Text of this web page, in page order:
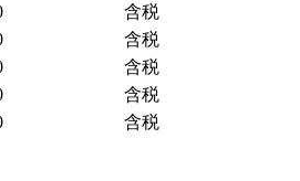
含税
含税
含税
含税
含税